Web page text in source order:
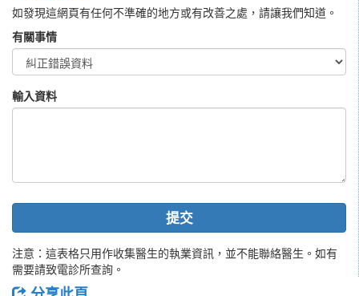
如發現這網頁有任何不準確的地方或有改善之處，請讓我們知道。
有關事情
輸入資料
提交
注意：這表格只用作收集醫生的執業資訊，並不能聯絡醫生。如有
需要請致電診所查詢。